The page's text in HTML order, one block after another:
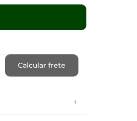
Calcular frete